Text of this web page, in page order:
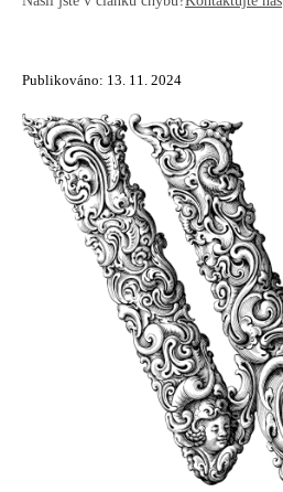
Publikováno: 13. 11. 2024